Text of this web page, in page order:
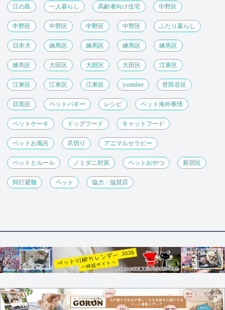
江の島 一人暮らし 高齢者向け住宅 中野区
中野区 中野区 中野区 中野区 ふたり暮らし
日本犬 練馬区 練馬区 練馬区 練馬区
練馬区 大田区 大田区 大田区 江東区
江東区 江東区 江東区 youtuber 世田谷区
目黒区 ペットバギー レシピ ペット海外事情
ペットケーキ ドッグフード キャットフード
ペットお風呂 爪切り アニマルセラピー
ペットとルール ノミダニ対策 ペットおやつ 新宿区
同行避難 ペット 協力・協賛店